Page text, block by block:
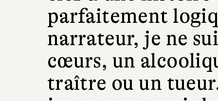
parfaitement
narrateur, je ne
cœurs, un
traître ou un